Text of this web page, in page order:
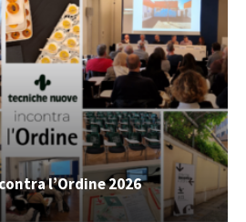
l’Ordine 2026